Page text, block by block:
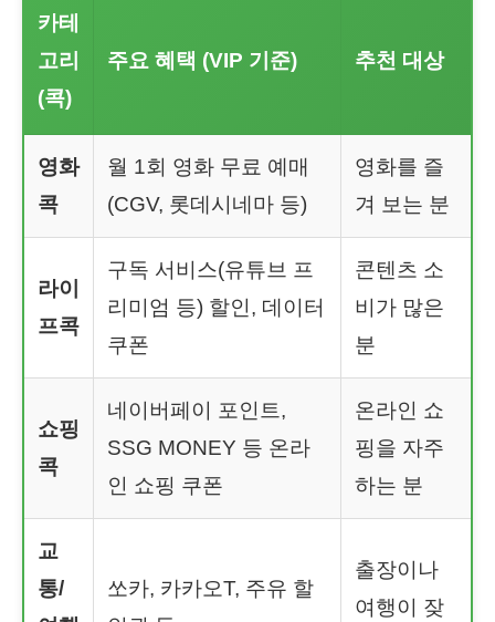
카테
고리
(콕)
주요 혜택 (VIP 기준) 추천 대상
영화
콕
월 1회 영화 무료 예매
(CGV, 롯데시네마 등)
영화를 즐
겨 보는 분
라이
프콕
구독 서비스(유튜브 프
리미엄 등) 할인, 데이터
쿠폰
콘텐츠 소
비가 많은
분
쇼핑
콕
네이버페이 포인트,
SSG MONEY 등 온라
인 쇼핑 쿠폰
온라인 쇼
핑을 자주
하는 분
교
통/
쏘카, 카카오T, 주유 할
출장이나
여행이 잦